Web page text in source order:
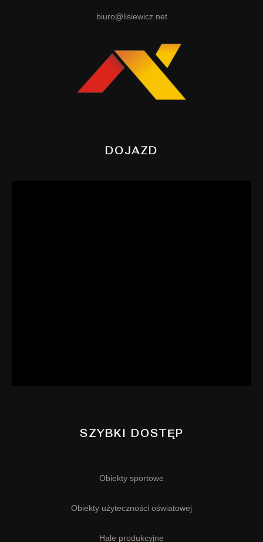
biuro@lisiewicz.net
DOJAZD
SZYBKI DOSTĘP
Obiekty sportowe
Obiekty użyteczności oświatowej
Hale produkcyjne